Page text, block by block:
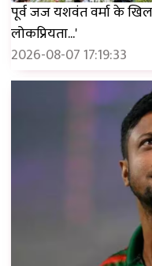
पूर्व जज यशवंत वर्मा के
लोकप्रियता...'
2026-08-07 17:19:33